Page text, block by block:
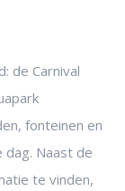
de Carnival
fonteinen en
dag. Naast de
te vinden,